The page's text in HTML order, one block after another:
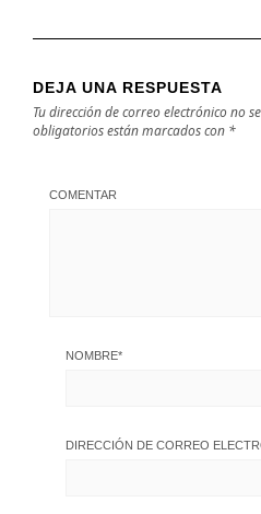
DEJA UNA RESPUESTA
Tu dirección de correo electrónico no
obligatorios están marcados con *
COMENTAR
NOMBRE*
DIRECCIÓN DE CORREO